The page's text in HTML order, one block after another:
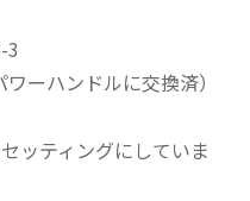
3
ーハンドルに交換済）
ッティングにしていま